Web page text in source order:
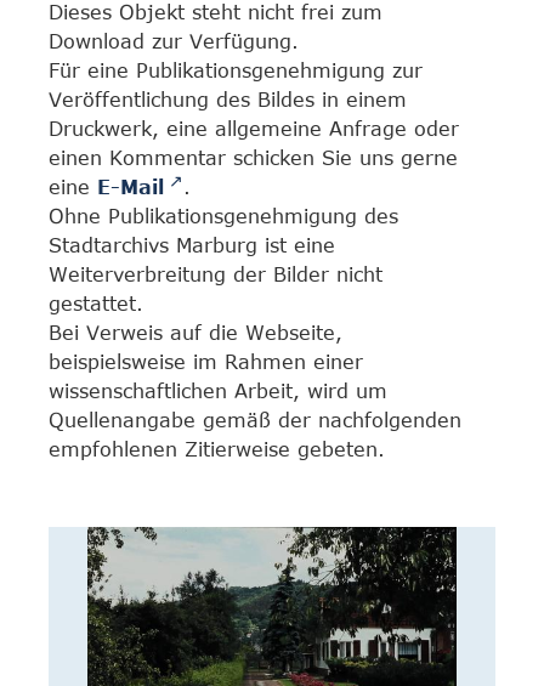
Dieses Objekt steht nicht frei zum
Download zur Verfügung.
Für eine Publikationsgenehmigung zur
Veröffentlichung des Bildes in einem
Druckwerk, eine allgemeine Anfrage oder
einen Kommentar schicken Sie uns gerne
eine E-Mail
.
Ohne Publikationsgenehmigung des
Stadtarchivs Marburg ist eine
Weiterverbreitung der Bilder nicht
gestattet.
Bei Verweis auf die Webseite,
beispielsweise im Rahmen einer
wissenschaftlichen Arbeit, wird um
Quellenangabe gemäß der nachfolgenden
empfohlenen Zitierweise gebeten.